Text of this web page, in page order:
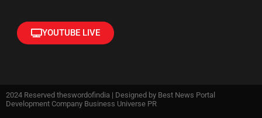
YOUTUBE LIVE
2024 Reserved theswordofindia | Designed by Best News Portal
Development Company Business Universe PR